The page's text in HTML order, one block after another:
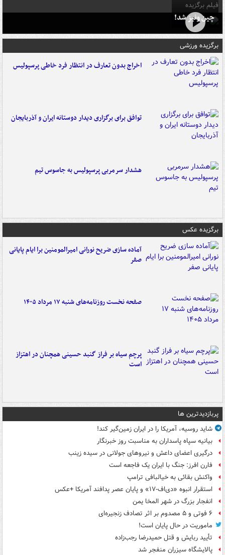
فیلم برگزیده
چین ونیز شد!
برگزیده ورزشی
اخراج بدون تعارف در انتظار فرد خاطی پرسپولیس
توافق برای برگزاری دیدار دوستانه ایران و آذربایجان
هشدار سرمربی پرسپولیس به جاسوس تیم
برگزیده عکس
آماده سازی ضریح نورانی امیرالمومنین برا ایام پایانی
صفر
صفحه نخست روزنامه‌های شنبه ۱۷ مرداد ۱۴۰۵
پرچم سیاه بر فراز گنبد حسینی همچنان در اهتزاز
است
پربازدیدترین ها
شاید روسیه، آمریکا را در ایران زمین‌گیر کند!
بیانیه سپاه پاسداران به مناسبت روز خبرنگار
درگیری اعضای داعش و نیروهای جولانی در سیده زینب
فارن افرز: جنگ با ایران یک فاجعه است
واکنش بقائی به خیالبافی ترامپ
استقرار انبوه «دی‌اف‑۱۷» و پایان عصر پدافند آمریکا +عکس
انفجار بزرگ در شهر المخا یمن
۶ فوتی و ۵ مصدوم بر اثر تصادف زنجیره‌ای
ماموریت در حال پایان است!
تأیید ربایش و قتل حمیدرضا رجب‌زاده
پالایشگاه سیزران منفجر شد